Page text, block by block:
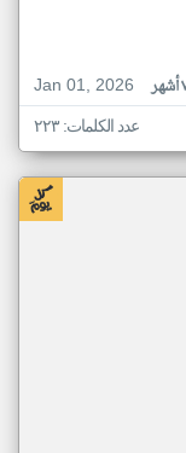
Jan 01, 2026
عدد الكلمات: ٢٢٣